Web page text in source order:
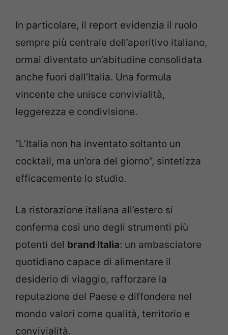
In particolare, il report evidenzia il ruolo
sempre più centrale dell’aperitivo italiano,
ormai diventato un’abitudine consolidata
anche fuori dall’Italia. Una formula
vincente che unisce convivialità,
leggerezza e condivisione.
“L’Italia non ha inventato soltanto un
cocktail, ma un’ora del giorno”, sintetizza
efficacemente lo studio.
La ristorazione italiana all’estero si
conferma così uno degli strumenti più
potenti del brand Italia: un ambasciatore
quotidiano capace di alimentare il
desiderio di viaggio, rafforzare la
reputazione del Paese e diffondere nel
mondo valori come qualità, territorio e
convivialità.